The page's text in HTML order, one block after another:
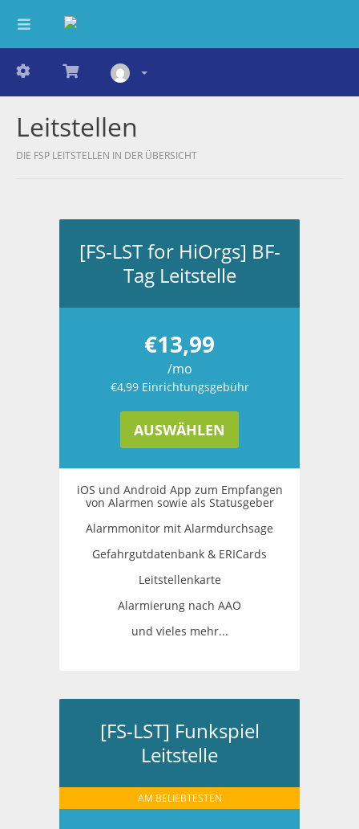
Leitstellen
DIE FSP LEITSTELLEN IN DER ÜBERSICHT
[FS-LST for HiOrgs] BF-
Tag Leitstelle
€13,99
/mo
€4,99 Einrichtungsgebühr
AUSWÄHLEN
iOS und Android App zum Empfangen
von Alarmen sowie als Statusgeber
Alarmmonitor mit Alarmdurchsage
Gefahrgutdatenbank & ERICards
Leitstellenkarte
Alarmierung nach AAO
und vieles mehr...
[FS-LST] Funkspiel
Leitstelle
AM BELIEBTESTEN